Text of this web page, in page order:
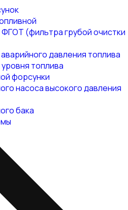
(фильтра грубой очистки
давления топлива
топлива
форсунки
насоса высокого давления
бака